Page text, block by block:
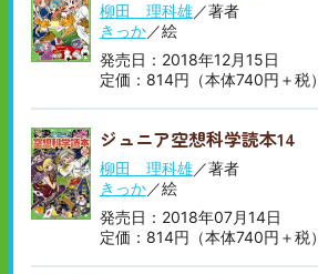
柳田 理科雄／著者
きっか／絵
発売日：2018年12月15日
定価：814円（本体740円＋税）
ジュニア空想科学読本14
柳田 理科雄／著者
きっか／絵
発売日：2018年07月14日
定価：814円（本体740円＋税）